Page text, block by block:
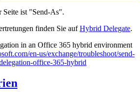
Seite ist "Send-As".
finden Sie aufHybrid Delegate.
in an Office 365 hybrid environment
en-us/exchange/troubleshoot/send-
office-365-hybrid